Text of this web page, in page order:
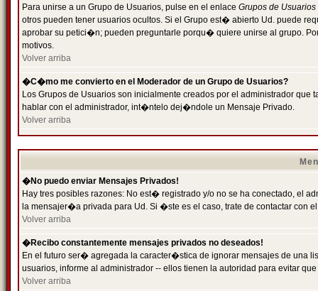
Para unirse a un Grupo de Usuarios, pulse en el enlace Grupos de Usuarios
otros pueden tener usuarios ocultos. Si el Grupo est� abierto Ud. puede
aprobar su petici�n; pueden preguntarle porqu� quiere unirse al grupo.
motivos.
Volver arriba
�C�mo me convierto en el Moderador de un Grupo de Usuarios?
Los Grupos de Usuarios son inicialmente creados por el administrador
hablar con el administrador, int�ntelo dej�ndole un Mensaje Privado.
Volver arriba
�No puedo enviar Mensajes Privados!
Hay tres posibles razones: No est� registrado y/o no se ha conectado, el
la mensajer�a privada para Ud. Si �ste es el caso, trate de contactar con
Volver arriba
�Recibo constantemente mensajes privados no deseados!
En el futuro ser� agregada la caracter�stica de ignorar mensajes de una
usuarios, informe al administrador -- ellos tienen la autoridad para evitar
Volver arriba